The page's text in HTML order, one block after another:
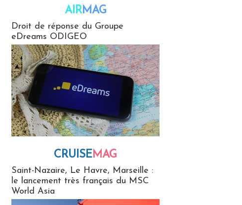
AIRMAG
Droit de réponse du Groupe
eDreams ODIGEO
CRUISEMAG
Saint-Nazaire, Le Havre, Marseille :
le lancement très français du MSC
World Asia